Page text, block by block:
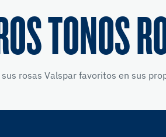
TONOS
rosas Valspar favoritos en sus